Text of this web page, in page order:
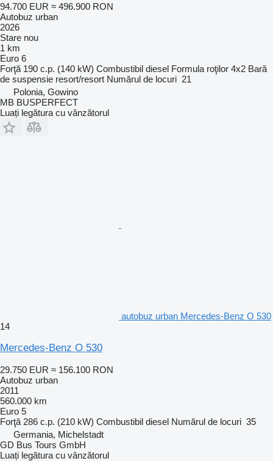
94.700 EUR ≈ 496.900 RON
Autobuz urban
2026
Stare nou
1 km
Euro 6
Forţă 190 c.p. (140 kW) Combustibil diesel Formula roţilor 4x2 Bară
de suspensie resort/resort Numărul de locuri 21
Polonia, Gowino
MB BUSPERFECT
Luați legătura cu vânzătorul
autobuz urban Mercedes-Benz O 530
14
Mercedes-Benz O 530
29.750 EUR ≈ 156.100 RON
Autobuz urban
2011
560.000 km
Euro 5
Forţă 286 c.p. (210 kW) Combustibil diesel Numărul de locuri 35
Germania, Michelstadt
GD Bus Tours GmbH
Luați legătura cu vânzătorul